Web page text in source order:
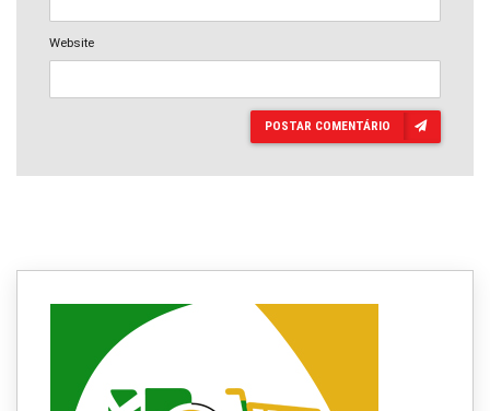
Website
POSTAR COMENTÁRIO